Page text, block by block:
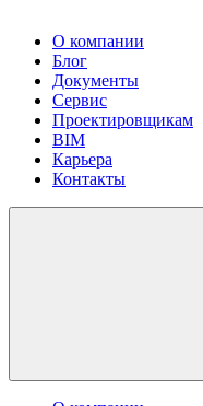
О компании
Блог
Документы
Сервис
Проектировщикам
BIM
Карьера
Контакты